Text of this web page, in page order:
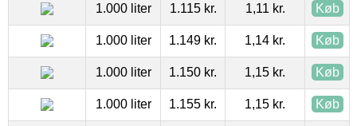
1.000 liter 1.115 kr. 1,11 kr. Køb
1.000 liter 1.149 kr. 1,14 kr. Køb
1.000 liter 1.150 kr. 1,15 kr. Køb
1.000 liter 1.155 kr. 1,15 kr. Køb